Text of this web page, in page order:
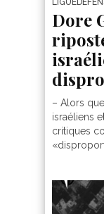
Dore
– Alors
israéliens
critiques